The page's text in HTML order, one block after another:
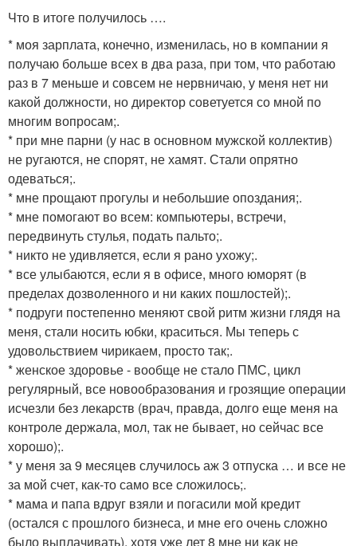
Что в итоге получилось ….
* моя зарплата, конечно, изменилась, но в компании я
получаю больше всех в два раза, при том, что работаю
раз в 7 меньше и совсем не нервничаю, у меня нет ни
какой должности, но директор советуется со мной по
многим вопросам;.
* при мне парни (у нас в основном мужской коллектив)
не ругаются, не спорят, не хамят. Стали опрятно
одеваться;.
* мне прощают прогулы и небольшие опоздания;.
* мне помогают во всем: компьютеры, встречи,
передвинуть стулья, подать пальто;.
* никто не удивляется, если я рано ухожу;.
* все улыбаются, если я в офисе, много юморят (в
пределах дозволенного и ни каких пошлостей);.
* подруги постепенно меняют свой ритм жизни глядя на
меня, стали носить юбки, краситься. Мы теперь с
удовольствием чирикаем, просто так;.
* женское здоровье - вообще не стало ПМС, цикл
регулярный, все новообразования и грозящие операции
исчезли без лекарств (врач, правда, долго еще меня на
контроле держала, мол, так не бывает, но сейчас все
хорошо);.
* у меня за 9 месяцев случилось аж 3 отпуска … и все не
за мой счет, как-то само все сложилось;.
* мама и папа вдруг взяли и погасили мой кредит
(остался с прошлого бизнеса, и мне его очень сложно
было выплачивать), хотя уже лет 8 мне ни как не